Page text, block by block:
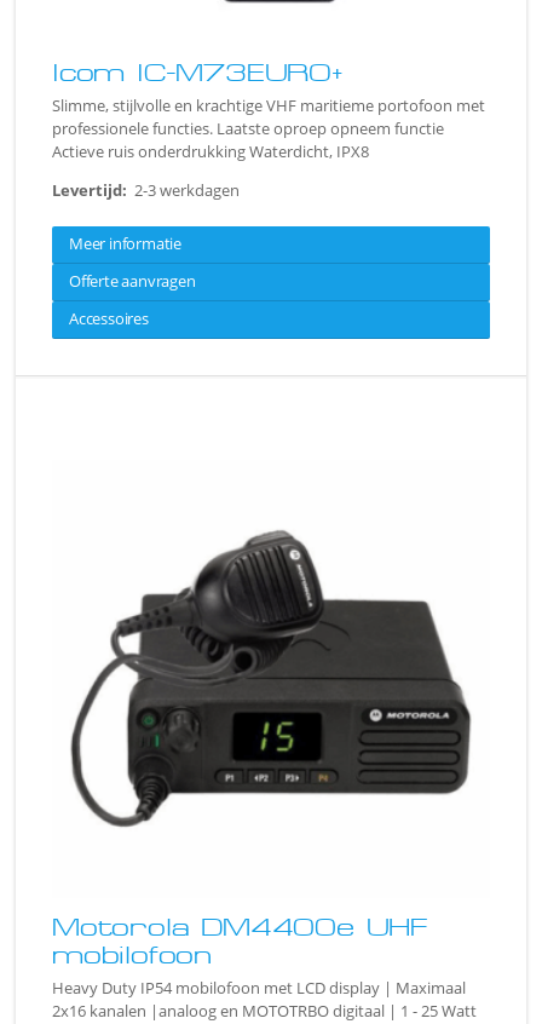
Icom IC-M73EURO+
Slimme, stijlvolle en krachtige VHF maritieme portofoon met
professionele functies. Laatste oproep opneem functie
Actieve ruis onderdrukking Waterdicht, IPX8
Levertijd: 2-3 werkdagen
Meer informatie
Offerte aanvragen
Accessoires
Motorola DM4400e UHF
mobilofoon
Heavy Duty IP54 mobilofoon met LCD display | Maximaal
2x16 kanalen |analoog en MOTOTRBO digitaal | 1 - 25 Watt